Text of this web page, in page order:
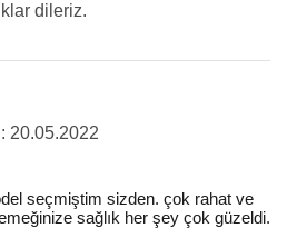
dileriz.
20.05.2022
seçmiştim sizden. çok rahat ve
sağlık her şey çok güzeldi.